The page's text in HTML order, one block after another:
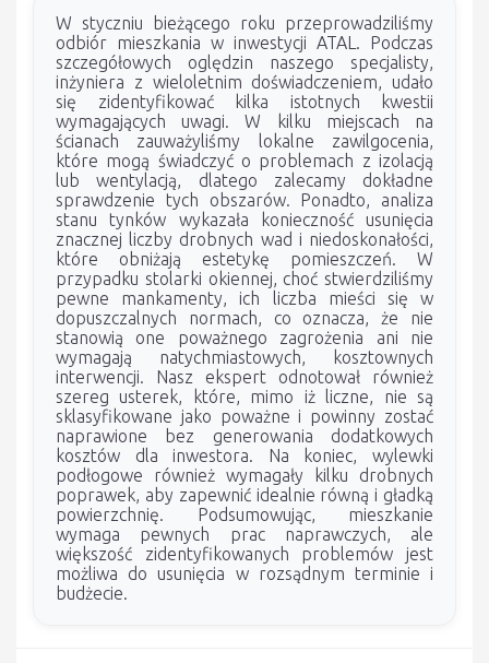
W styczniu bieżącego roku przeprowadziliśmy
odbiór mieszkania w inwestycji ATAL. Podczas
szczegółowych oględzin naszego specjalisty,
inżyniera z wieloletnim doświadczeniem, udało
się zidentyfikować kilka istotnych kwestii
wymagających uwagi. W kilku miejscach na
ścianach zauważyliśmy lokalne zawilgocenia,
które mogą świadczyć o problemach z izolacją
lub wentylacją, dlatego zalecamy dokładne
sprawdzenie tych obszarów. Ponadto, analiza
stanu tynków wykazała konieczność usunięcia
znacznej liczby drobnych wad i niedoskonałości,
które obniżają estetykę pomieszczeń. W
przypadku stolarki okiennej, choć stwierdziliśmy
pewne mankamenty, ich liczba mieści się w
dopuszczalnych normach, co oznacza, że nie
stanowią one poważnego zagrożenia ani nie
wymagają natychmiastowych, kosztownych
interwencji. Nasz ekspert odnotował również
szereg usterek, które, mimo iż liczne, nie są
sklasyfikowane jako poważne i powinny zostać
naprawione bez generowania dodatkowych
kosztów dla inwestora. Na koniec, wylewki
podłogowe również wymagały kilku drobnych
poprawek, aby zapewnić idealnie równą i gładką
powierzchnię. Podsumowując, mieszkanie
wymaga pewnych prac naprawczych, ale
większość zidentyfikowanych problemów jest
możliwa do usunięcia w rozsądnym terminie i
budżecie.